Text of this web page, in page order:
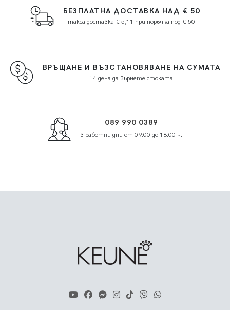
БЕЗПЛАТНА ДОСТАВКА НАД € 50
такса доставка € 5,11 при поръчка под € 50
ВРЪЩАНЕ И ВЪЗСТАНОВЯВАНЕ НА СУМАТА
14 дена да върнете стоката
089 990 0389
в работни дни от 09:00 до 18:00 ч.